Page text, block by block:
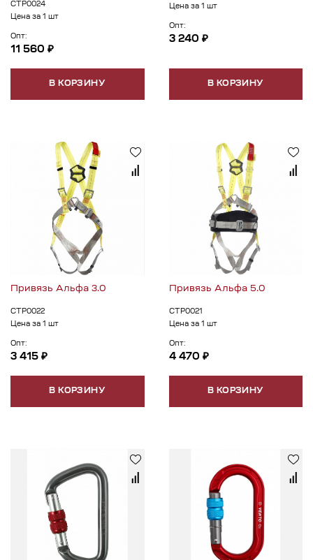
СТР0024
Цена за 1 шт
Опт:
11 560 ₽
В КОРЗИНУ
Цена за 1 шт
Опт:
3 240 ₽
В КОРЗИНУ
Привязь Альфа 3.0
СТР0022
Цена за 1 шт
Опт:
3 415 ₽
В КОРЗИНУ
Привязь Альфа 5.0
СТР0021
Цена за 1 шт
Опт:
4 470 ₽
В КОРЗИНУ